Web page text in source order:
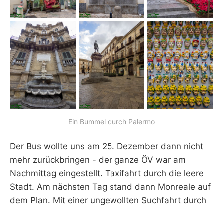
Ein Bummel durch Palermo
Der Bus wollte uns am 25. Dezember dann nicht
mehr zurückbringen - der ganze ÖV war am
Nachmittag eingestellt. Taxifahrt durch die leere
Stadt. Am nächsten Tag stand dann Monreale auf
dem Plan. Mit einer ungewollten Suchfahrt durch